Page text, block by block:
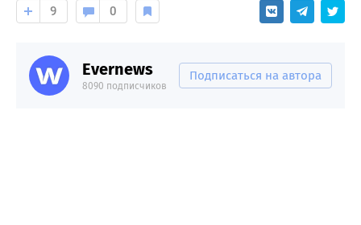
9 0
Evernews
8090 подписчиков
Подписаться на автора